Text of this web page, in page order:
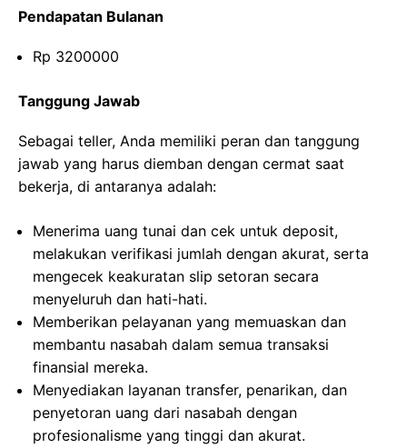
Pendapatan Bulanan
Rp 3200000
Tanggung Jawab
Sebagai teller, Anda memiliki peran dan tanggung
jawab yang harus diemban dengan cermat saat
bekerja, di antaranya adalah:
Menerima uang tunai dan cek untuk deposit,
melakukan verifikasi jumlah dengan akurat, serta
mengecek keakuratan slip setoran secara
menyeluruh dan hati-hati.
Memberikan pelayanan yang memuaskan dan
membantu nasabah dalam semua transaksi
finansial mereka.
Menyediakan layanan transfer, penarikan, dan
penyetoran uang dari nasabah dengan
profesionalisme yang tinggi dan akurat.